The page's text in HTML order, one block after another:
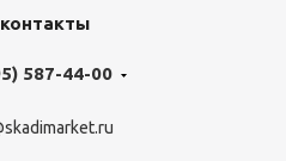
587-44-00